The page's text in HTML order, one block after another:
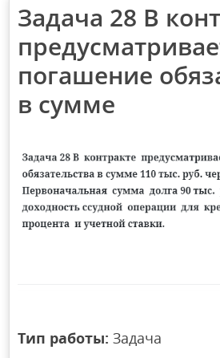
Задача 28 В
погашение
в сумме
Тип работы: Задача